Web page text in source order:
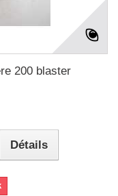
200 blaster
Détails